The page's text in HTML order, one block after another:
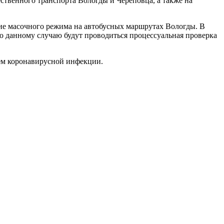
масочного режима на автобусных маршрутах Вологды. В
случаю будут проводиться процессуальная проверка
коронавирусной инфекции.